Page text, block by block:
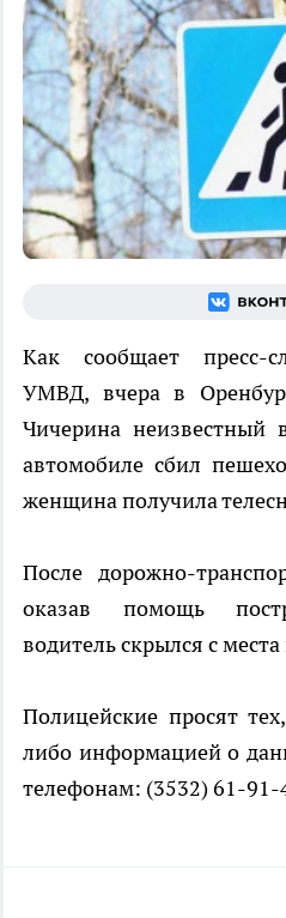
Как сообщает пресс-
УМВД, вчера в
Чичерина неизвестный
автомобиле сбил
женщина получила
После дорожно-
оказав помощь
водитель скрылся с
Полицейские просят
либо информацией о
телефонам: (3532) 61-